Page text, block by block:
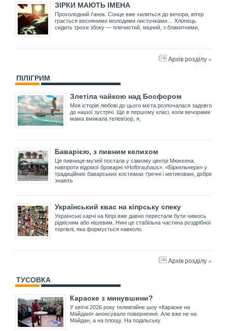
ЗІРКИ МАЮТЬ ІМЕНА
Прохолодний ґанок. Сонце вже хилиться до вечора, вітер
грається весняними молодими листочками… Хлопець
сидить трохи збоку — плечистий, міцний, з блакитними,
Архів розділу »
ПІЛІГРИМ
Злетіла чайкою над Босфором
Моя історія любові до цього міста розпочалася задовго
до нашої зустрічі. Ще в першому класі, коли вечорами
мама вмикала телевізор, я,
Баварією, з пивним келихом
Ця пивниця-музей постала у самому центрі Мюнхена,
навпроти відомої броварні «Hofbrauhaus». «Біркельнери» у
традиційних баварських костюмах ґречні і метиковані, добре
знають
Український квас на кіпрську спеку
Українські харчі на Кіпрі вже давно перестали бути чимось
рідкісним або нішевим. Нині це стабільна частина роздрібної
торгівлі, яка формується навколо
Архів розділу »
ТУСОВКА
Караоке з минувшини?
У квітні 2026 року телевізійне шоу «Караоке на
Майдані» анонсувало повернення. Але вже не на
Майдан, а на площу. На подільську